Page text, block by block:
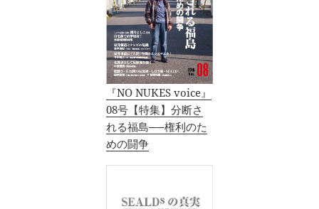
『NO NUKES voice』
08号【特集】分断さ
れる福島──権利のた
めの闘争